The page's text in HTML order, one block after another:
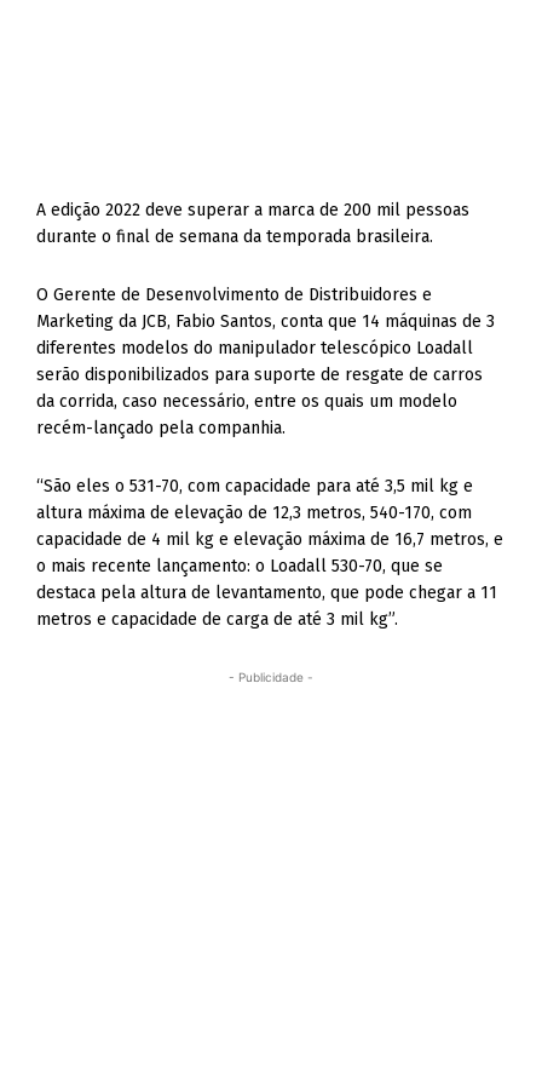
A edição 2022 deve superar a marca de 200 mil pessoas
durante o final de semana da temporada brasileira.
O Gerente de Desenvolvimento de Distribuidores e
Marketing da JCB, Fabio Santos, conta que 14 máquinas de 3
diferentes modelos do manipulador telescópico Loadall
serão disponibilizados para suporte de resgate de carros
da corrida, caso necessário, entre os quais um modelo
recém-lançado pela companhia.
“São eles o 531-70, com capacidade para até 3,5 mil kg e
altura máxima de elevação de 12,3 metros, 540-170, com
capacidade de 4 mil kg e elevação máxima de 16,7 metros, e
o mais recente lançamento: o Loadall 530-70, que se
destaca pela altura de levantamento, que pode chegar a 11
metros e capacidade de carga de até 3 mil kg”.
- Publicidade -